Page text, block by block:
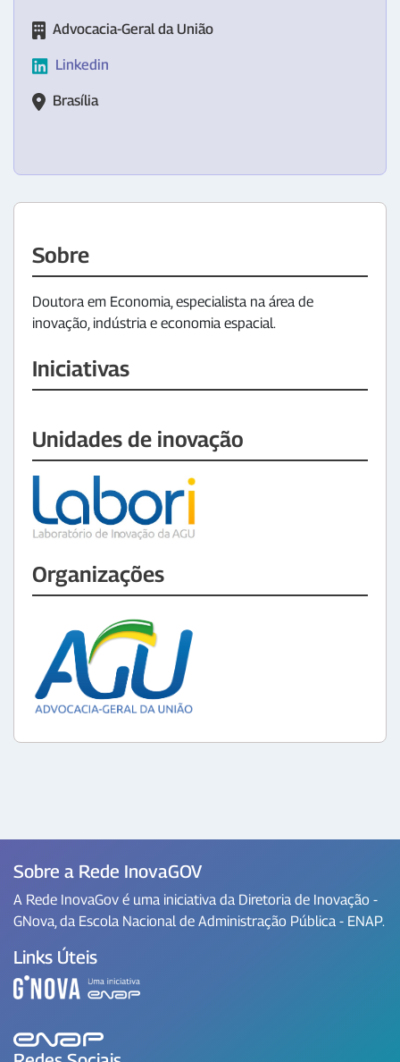
Advocacia-Geral da União
Linkedin
Brasília
Sobre
Doutora em Economia, especialista na área de
inovação, indústria e economia espacial.
Iniciativas
Unidades de inovação
Organizações
Sobre a Rede InovaGOV
A Rede InovaGov é uma iniciativa da Diretoria de Inovação -
GNova, da Escola Nacional de Administração Pública - ENAP.
Links Úteis